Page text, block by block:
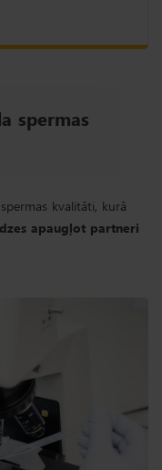
spermas
kvalitāti, kurā
apaugļot partneri